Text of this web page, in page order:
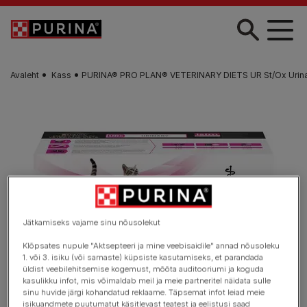
Liigu edasi põhisisu juurde
Avaleht Kass PURINA® PRO PLAN® VETERINARY DIETS UR St/Ox
Jätkamiseks vajame sinu nõusolekut
Klõpsates nupule "Aktsepteeri ja mine veebisaidile" annad nõusoleku
1. või 3. isiku (või sarnaste) küpsiste kasutamiseks, et parandada
üldist veebilehitsemise kogemust, mõõta auditooriumi ja koguda
kasulikku infot, mis võimaldab meil ja meie partneritel näidata sulle
sinu huvide järgi kohandatud reklaame. Täpsemat infot leiad meie
isikuandmete puutumatut käsitlevast teatest ja eelistusi saad